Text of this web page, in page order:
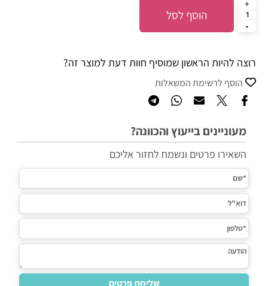
הוסף לסל
רוצה להיות הראשון שמוסיף חוות דעת למוצר זה?
הוסף לרשימת המשאלות
מעוניינים בייעוץ והכוונה?
השאירו פרטים ונשמח לחזור אליכם